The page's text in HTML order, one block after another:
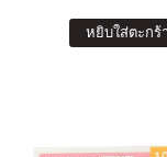
หยิบใส่ตะกร้า